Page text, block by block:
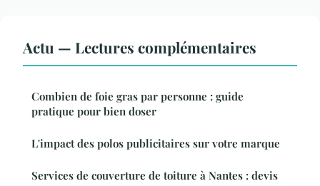
Actu — Lectures complémentaires
Combien de foie gras par personne : guide
pratique pour bien doser
L'impact des polos publicitaires sur votre marque
Services de couverture de toiture à Nantes : devis